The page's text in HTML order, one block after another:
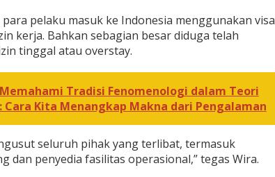
pelaku masuk ke Indonesia menggunakan visa
kerja. Bahkan sebagian besar diduga telah
tinggal atau overstay.
Memahami Tradisi Fenomenologi dalam Teori
Cara Kita Menangkap Makna dari Pengalaman
seluruh pihak yang terlibat, termasuk
dan penyedia fasilitas operasional,” tegas Wira.